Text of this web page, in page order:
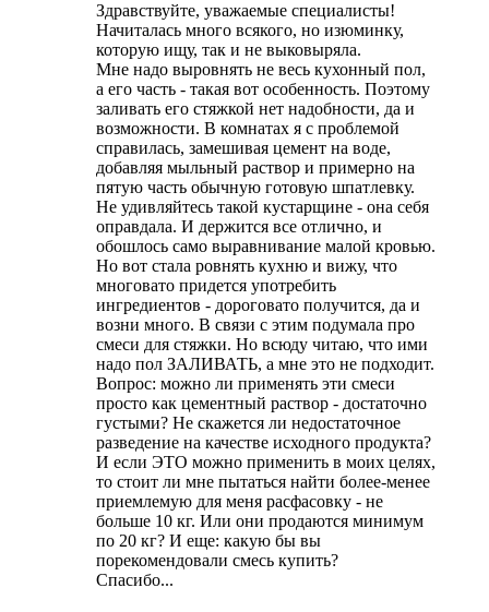
Здравствуйте, уважаемые специалисты!
Начиталась много всякого, но изюминку,
которую ищу, так и не выковыряла.
Мне надо выровнять не весь кухонный пол,
а его часть - такая вот особенность. Поэтому
заливать его стяжкой нет надобности, да и
возможности. В комнатах я с проблемой
справилась, замешивая цемент на воде,
добавляя мыльный раствор и примерно на
пятую часть обычную готовую шпатлевку.
Не удивляйтесь такой кустарщине - она себя
оправдала. И держится все отлично, и
обошлось само выравнивание малой кровью.
Но вот стала ровнять кухню и вижу, что
многовато придется употребить
ингредиентов - дороговато получится, да и
возни много. В связи с этим подумала про
смеси для стяжки. Но всюду читаю, что ими
надо пол ЗАЛИВАТЬ, а мне это не подходит.
Вопрос: можно ли применять эти смеси
просто как цементный раствор - достаточно
густыми? Не скажется ли недостаточное
разведение на качестве исходного продукта?
И если ЭТО можно применить в моих целях,
то стоит ли мне пытаться найти более-менее
приемлемую для меня расфасовку - не
больше 10 кг. Или они продаются минимум
по 20 кг? И еще: какую бы вы
порекомендовали смесь купить?
Спасибо...